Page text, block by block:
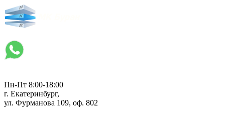
Пн-Пт 8:00-18:00
г. Екатеринбург,
ул. Фурманова 109, оф. 802